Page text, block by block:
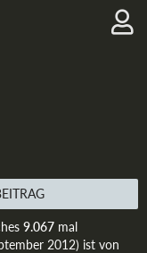
9.067 mal
2012) ist von